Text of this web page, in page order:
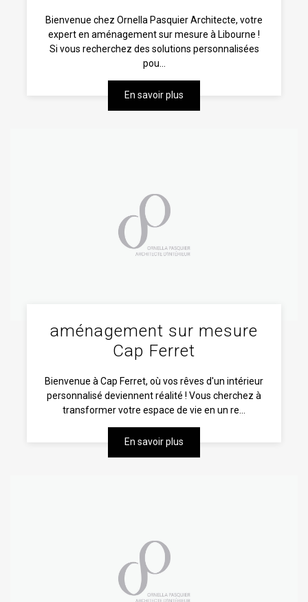
Bienvenue chez Ornella Pasquier Architecte, votre
expert en aménagement sur mesure à Libourne !
Si vous recherchez des solutions personnalisées
pou...
En savoir plus
aménagement sur mesure
Cap Ferret
Bienvenue à Cap Ferret, où vos rêves d'un intérieur
personnalisé deviennent réalité ! Vous cherchez à
transformer votre espace de vie en un re...
En savoir plus